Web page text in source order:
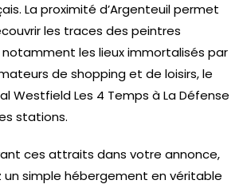
La proximité d’Argenteuil permet
les traces des peintres
les lieux immortalisés par
de shopping et de loisirs, le
Westfield Les 4 Temps à La Défense
stations.
ces attraits dans votre annonce,
simple hébergement en véritable